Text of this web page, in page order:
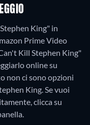
King" in
Prime Video
Kill Stephen King"
online su
non ci sono opzioni
King. Se vuoi
clicca su